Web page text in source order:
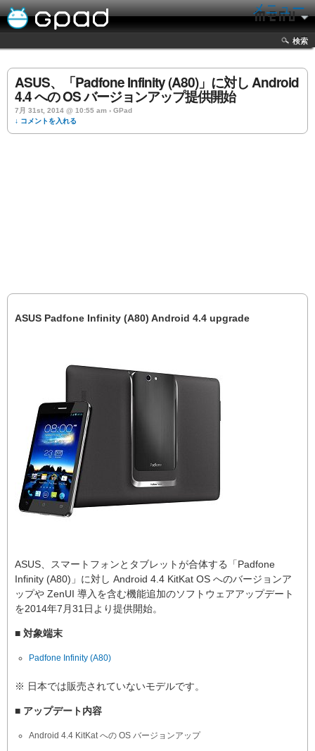
メニュー
検索
ASUS、「Padfone Infinity (A80)」に対し Android
4.4 への OS バージョンアップ提供開始
7月 31st, 2014 @ 10:55 am › GPad
↓ コメントを入れる
ASUS Padfone Infinity (A80) Android 4.4 upgrade
ASUS、スマートフォンとタブレットが合体する「Padfone
Infinity (A80)」に対し Android 4.4 KitKat OS へのバージョンア
ップや ZenUI 導入を含む機能追加のソフトウェアアップデート
を2014年7月31日より提供開始。
■ 対象端末
Padfone Infinity (A80)
※ 日本では販売されていないモデルです。
■ アップデート内容
Android 4.4 KitKat への OS バージョンアップ